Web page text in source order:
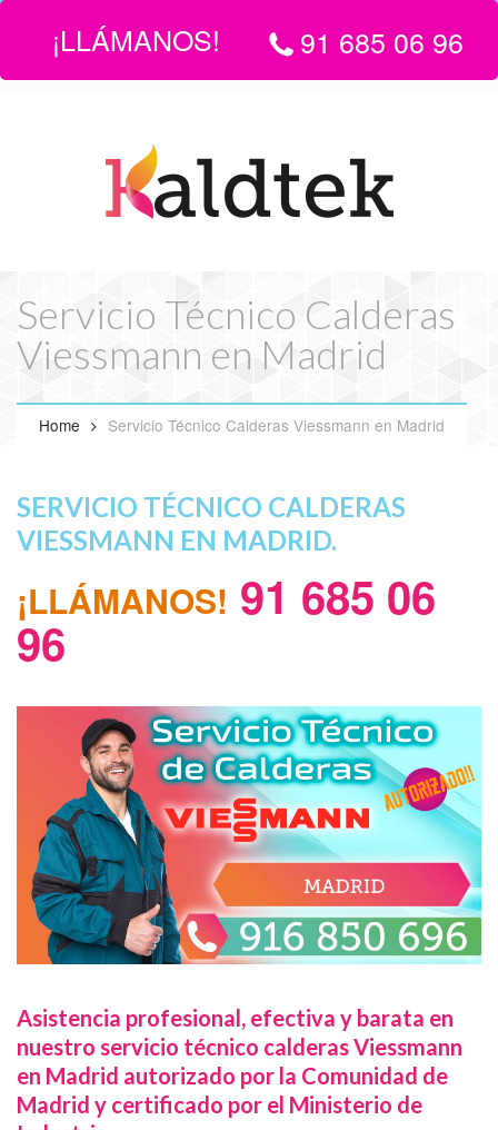
LLÁMANOS:916 850 696 | EMAIL
info@servicio-tecnico-de-
calderas-en-madrid.com
Servicio Técnico Calderas
Viessmann en Madrid
Home Servicio Técnico Calderas Viessmann en Madrid
SERVICIO TÉCNICO CALDERAS
VIESSMANN EN MADRID.
¡LLÁMANOS! 91 685 06
96
Asistencia profesional, efectiva y barata en
nuestro servicio técnico calderas Viessmann
en Madrid autorizado por la Comunidad de
Madrid y certificado por el Ministerio de
¡LLÁMANOS! 91 685 06 96